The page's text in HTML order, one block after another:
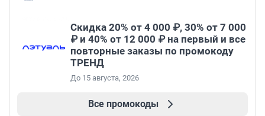
Скидка 20% от 4 000 ₽, 30% от 7 000
₽ и 40% от 12 000 ₽ на первый и все
повторные заказы по промокоду
ТРЕНД
До 15 августа, 2026
Все промокоды